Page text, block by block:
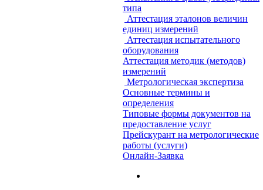
типа
Аттестация эталонов величин
единиц измерений
Аттестация испытательного
оборудования
Аттестация методик (методов)
измерений
Метрологическая экспертиза
Основные термины и
определения
Типовые формы документов на
предоставление услуг
Прейскурант на метрологические
работы (услуги)
Онлайн-Заявка